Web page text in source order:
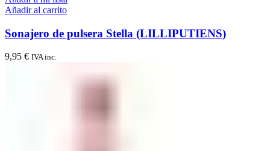
Añadir al carrito
Sonajero de pulsera Stella (LILLIPUTIENS)
9,95 € IVA inc.